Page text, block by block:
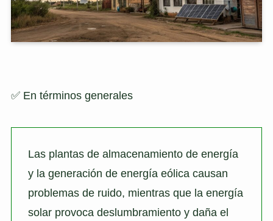
✅ En términos generales
Las plantas de almacenamiento de energía
y la generación de energía eólica causan
problemas de ruido, mientras que la energía
solar provoca deslumbramiento y daña el